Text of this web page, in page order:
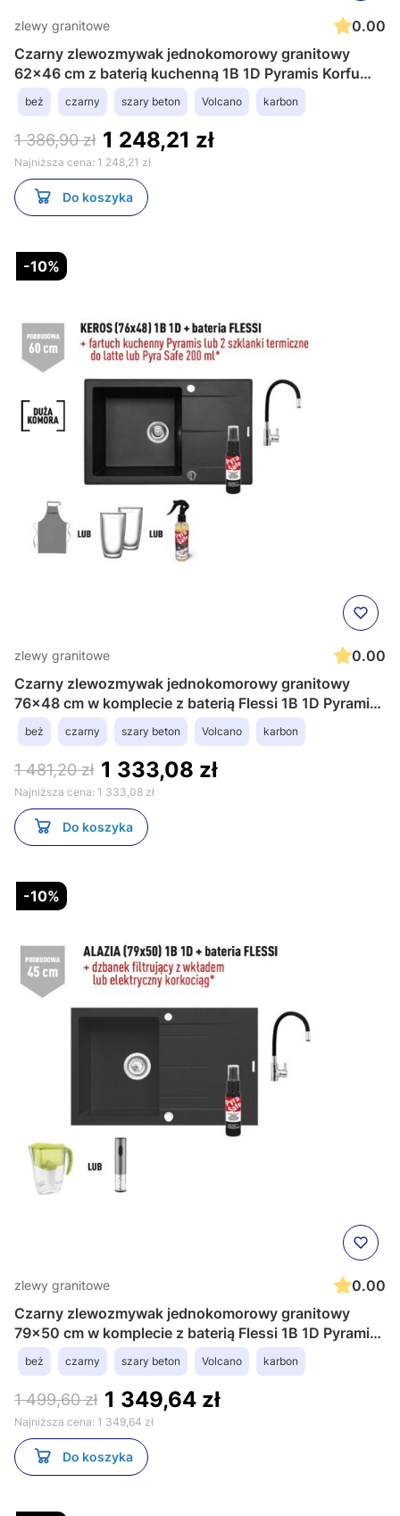
zlewy granitowe
0.00
Czarny zlewozmywak jednokomorowy granitowy
62x46 cm z baterią kuchenną 1B 1D Pyramis Korfu
070060301Bn
beż czarny szary beton Volcano karbon
1 386,90 zł 1 248,21 zł
Najniższa cena: 1 248,21 zł
Do koszyka
-10%
zlewy granitowe
0.00
Czarny zlewozmywak jednokomorowy granitowy
76x48 cm w komplecie z baterią Flessi 1B 1D Pyramis
Keros 070190311F Volcano
beż czarny szary beton Volcano karbon
1 481,20 zł 1 333,08 zł
Najniższa cena: 1 333,08 zł
Do koszyka
-10%
zlewy granitowe
0.00
Czarny zlewozmywak jednokomorowy granitowy
79x50 cm w komplecie z baterią Flessi 1B 1D Pyramis
Alazia 070186312F
beż czarny szary beton Volcano karbon
1 499,60 zł 1 349,64 zł
Najniższa cena: 1 349,64 zł
Do koszyka